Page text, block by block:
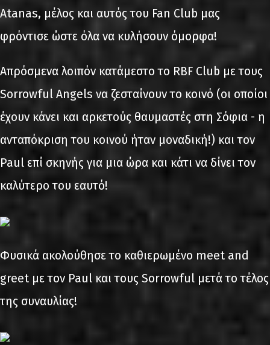
Atanas, μέλος και αυτός του Fan Club μας
φρόντισε ώστε όλα να κυλήσουν όμορφα!
Απρόσμενα λοιπόν κατάμεστο το RBF Club με τους
Sorrowful Angels να ζεσταίνουν το κοινό (οι οποίοι
έχουν κάνει και αρκετούς θαυμαστές στη Σόφια - η
ανταπόκριση του κοινού ήταν μοναδική!) και τον
Paul επί σκηνής για μια ώρα και κάτι να δίνει τον
καλύτερο του εαυτό!
Φυσικά ακολούθησε το καθιερωμένο meet and
greet με τον Paul και τους Sorrowful μετά το τέλος
της συναυλίας!